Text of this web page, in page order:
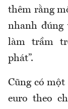
thêm rằng
nhanh đúng
làm trầm
phát”.
Cũng có một
euro theo